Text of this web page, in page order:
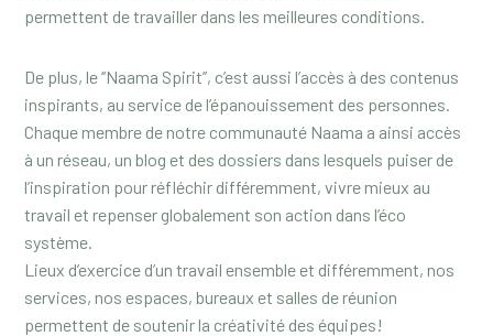
permettent de travailler dans les meilleures conditions.
De plus, le ‘’Naama Spirit’’, c’est aussi l’accès à des contenus
inspirants, au service de l’épanouissement des personnes.
Chaque membre de notre communauté Naama a ainsi accès
à un réseau, un blog et des dossiers dans lesquels puiser de
l’inspiration pour réfléchir différemment, vivre mieux au
travail et repenser globalement son action dans l’éco
système.
Lieux d’exercice d’un travail ensemble et différemment, nos
services, nos espaces, bureaux et salles de réunion
permettent de soutenir la créativité des équipes!